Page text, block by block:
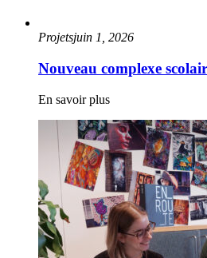
Projetsjuin 1, 2026
Nouveau complexe
En savoir plus